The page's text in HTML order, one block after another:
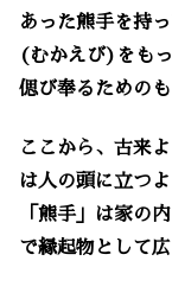
あった熊手を持
(むかえび)をも
偲び奉るためのも
ここから、古来
は人の頭に立つ
「熊手」は家の
で縁起物として